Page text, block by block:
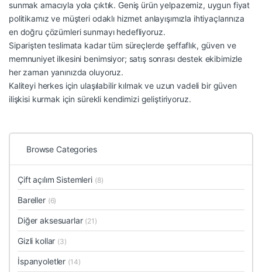
sunmak amacıyla yola çıktık. Geniş ürün yelpazemiz, uygun fiyat
politikamız ve müşteri odaklı hizmet anlayışımızla ihtiyaçlarınıza
en doğru çözümleri sunmayı hedefliyoruz.
Siparişten teslimata kadar tüm süreçlerde şeffaflık, güven ve
memnuniyet ilkesini benimsiyor; satış sonrası destek ekibimizle
her zaman yanınızda oluyoruz.
Kaliteyi herkes için ulaşılabilir kılmak ve uzun vadeli bir güven
ilişkisi kurmak için sürekli kendimizi geliştiriyoruz.
Browse Categories
Çift açılım Sistemleri (8)
Bareller (6)
Diğer aksesuarlar (21)
Gizli kollar (3)
İspanyoletler (14)